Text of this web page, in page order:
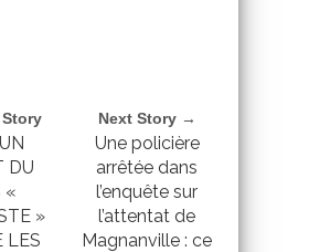
DU
«
»
LES
Next Story →
Une policière
arrêtée dans
l’enquête sur
l’attentat de
Magnanville : ce